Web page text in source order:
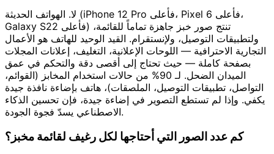
لا. الهواتف الحديثة (iPhone 12 Pro فأعلى، Pixel 6 فأعلى،
Galaxy S22 فأعلى) تنتج صور خبز جاهزة تماماً للقائمة،
ولتطبيقات التوصيل، ولإنستقرام. القيد الوحيد للهاتف هو الأعمال
التجارية الاحترافية — اللوحات الإعلانية، التغليف، إعلانات المجلات
بصفحة كاملة — حيث تحتاج إلى أقصى دقة والتحكم في عمق
الميدان الضحل. لـ 90% من حالات استخدام المخابز (القوائم،
التواصل، تطبيقات التوصيل، الملصقات)، هاتف بإضاءة نافذة جيدة
يكفي. وإذا لم تستطع التصوير في إضاءة جيدة، فإن تحسين الذكاء
الاصطناعي يسدّ فجوة الجودة.
كم عدد الصور التي أحتاجها لكل رغيف لقائمة مخبز؟